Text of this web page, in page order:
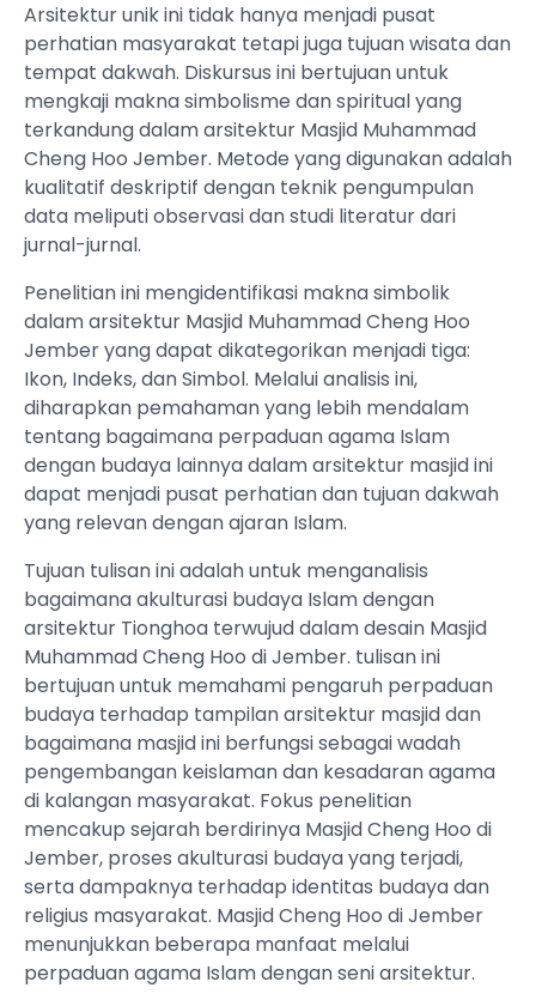
Arsitektur unik ini tidak hanya menjadi pusat
perhatian masyarakat tetapi juga tujuan wisata dan
tempat dakwah. Diskursus ini bertujuan untuk
mengkaji makna simbolisme dan spiritual yang
terkandung dalam arsitektur Masjid Muhammad
Cheng Hoo Jember. Metode yang digunakan adalah
kualitatif deskriptif dengan teknik pengumpulan
data meliputi observasi dan studi literatur dari
jurnal-jurnal.
Penelitian ini mengidentifikasi makna simbolik
dalam arsitektur Masjid Muhammad Cheng Hoo
Jember yang dapat dikategorikan menjadi tiga:
Ikon, Indeks, dan Simbol. Melalui analisis ini,
diharapkan pemahaman yang lebih mendalam
tentang bagaimana perpaduan agama Islam
dengan budaya lainnya dalam arsitektur masjid ini
dapat menjadi pusat perhatian dan tujuan dakwah
yang relevan dengan ajaran Islam.
Tujuan tulisan ini adalah untuk menganalisis
bagaimana akulturasi budaya Islam dengan
arsitektur Tionghoa terwujud dalam desain Masjid
Muhammad Cheng Hoo di Jember. tulisan ini
bertujuan untuk memahami pengaruh perpaduan
budaya terhadap tampilan arsitektur masjid dan
bagaimana masjid ini berfungsi sebagai wadah
pengembangan keislaman dan kesadaran agama
di kalangan masyarakat. Fokus penelitian
mencakup sejarah berdirinya Masjid Cheng Hoo di
Jember, proses akulturasi budaya yang terjadi,
serta dampaknya terhadap identitas budaya dan
religius masyarakat. Masjid Cheng Hoo di Jember
menunjukkan beberapa manfaat melalui
perpaduan agama Islam dengan seni arsitektur.